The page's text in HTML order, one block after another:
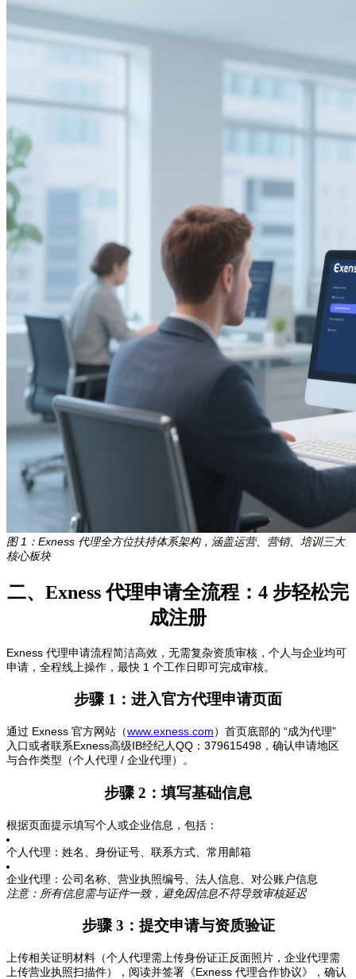
图 1：Exness 代理全方位扶持体系架构，涵盖运营、营销、培训三大
核心板块
二、Exness 代理申请全流程：4 步轻松完
成注册
Exness 代理申请流程简洁高效，无需复杂资质审核，个人与企业均可
申请，全程线上操作，最快 1 个工作日即可完成审核。
步骤 1：进入官方代理申请页面
通过 Exness 官方网站（www.exness.com）首页底部的 “成为代理”
入口或者联系Exness高级IB经纪人QQ：379615498，确认申请地区
与合作类型（个人代理 / 企业代理）。
步骤 2：填写基础信息
根据页面提示填写个人或企业信息，包括：
个人代理：姓名、身份证号、联系方式、常用邮箱
企业代理：公司名称、营业执照编号、法人信息、对公账户信息
注意：所有信息需与证件一致，避免因信息不符导致审核延迟
步骤 3：提交申请与资质验证
上传相关证明材料（个人代理需上传身份证正反面照片，企业代理需
上传营业执照扫描件），阅读并签署《Exness 代理合作协议》，确认